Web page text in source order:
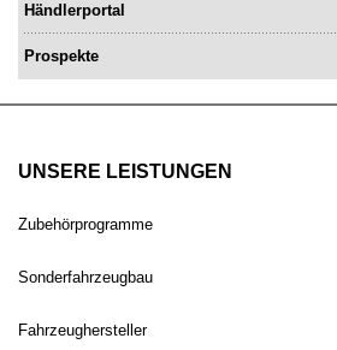
Händlerportal
Prospekte
UNSERE LEISTUNGEN
Zubehörprogramme
Sonderfahrzeugbau
Fahrzeughersteller